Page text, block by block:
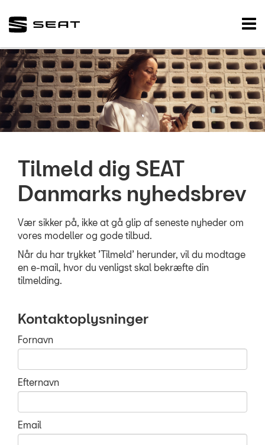
BRUGTE BILER
VÆRKSTED
RESERVEDELE
NYHEDER
Tilmeld dig
Aktuelt
Tilmeld dig SEAT
Danmarks nyhedsbrev
Vær sikker på, ikke at gå glip af seneste nyheder om
vores modeller og gode tilbud.
Når du har trykket ’Tilmeld’ herunder, vil du modtage
en e-mail, hvor du venligst skal bekræfte din
tilmelding.
Kontaktoplysninger
Fornavn
Efternavn
Email